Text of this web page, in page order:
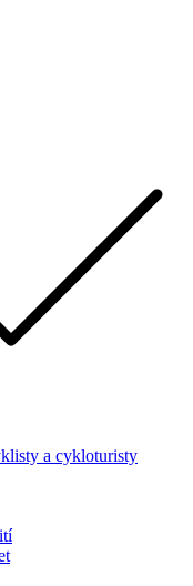
a cykloturisty